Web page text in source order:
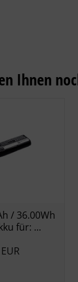
Ihnen
/ 36.00Wh
für: ...
EUR